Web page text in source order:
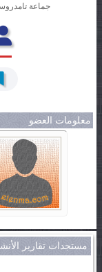
جماعة
معلومات العضو
مستجدات تقارير